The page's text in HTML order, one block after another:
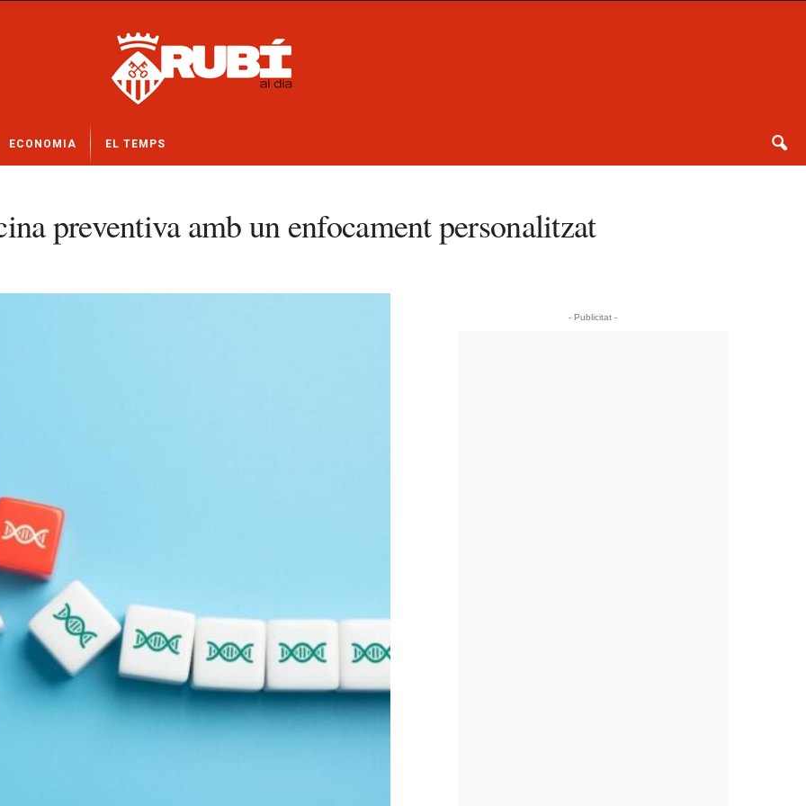
ECONOMIA EL TEMPS
preventiva amb un enfocament personalitzat
- Publicitat -